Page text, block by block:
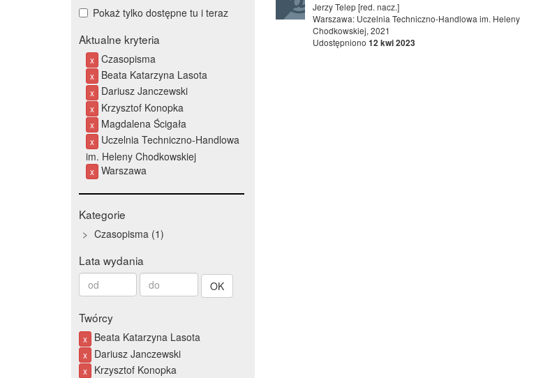
Pokaż tylko dostępne tu i teraz
Aktualne kryteria
x Czasopisma
x Beata Katarzyna Lasota
x Dariusz Janczewski
x Krzysztof Konopka
x Magdalena Ścigała
x
Uczelnia Techniczno-Handlowa
im. Heleny Chodkowskiej
x Warszawa
Kategorie
Czasopisma 1
Lata wydania
Od
roku
Do
roku
Twórcy
x Beata Katarzyna Lasota
x Dariusz Janczewski
x Krzysztof Konopka
Jerzy Telep [red. nacz.]
Warszawa: Uczelnia Techniczno-Handlowa im. Heleny
Chodkowskiej, 2021
Udostępniono 12 kwi 2023